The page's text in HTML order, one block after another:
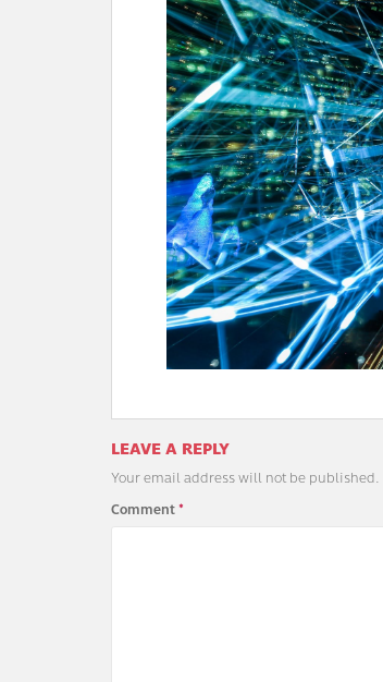
LEAVE A REPLY
Your email address will not be published.
Comment*